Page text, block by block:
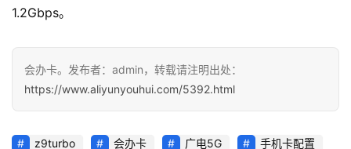
面
1.2Gbps。
会办卡。发布者：admin，转载请注明出处：
https://www.aliyunyouhui.com/5392.html
z9turbo 会办卡 广电5G
手机卡配置